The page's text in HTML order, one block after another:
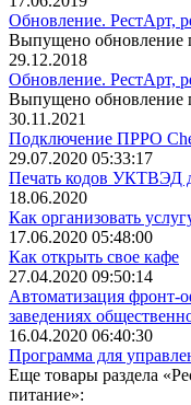
Обновление. РестАрт,
Выпущено обновление
29.12.2018
Обновление. РестАрт,
Выпущено обновление
30.11.2021
Подключение ПРРО
29.07.2020 05:33:17
Печать кодов УКТВЭД
18.06.2020
Как организовать
17.06.2020 05:48:00
Как открыть свое кафе
27.04.2020 09:50:14
Автоматизация фронт-
заведениях
16.04.2020 06:40:30
Программа для
Еще товары раздела
питание»: